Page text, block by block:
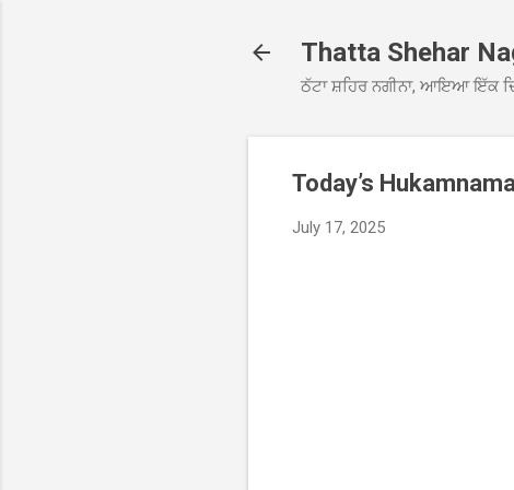
Thatta Shehar
ਠੱਟਾ ਸ਼ਹਿਰ ਨਗੀਨਾ, ਆਇਆ ਇੱਕ
Today’s
July 17, 2025